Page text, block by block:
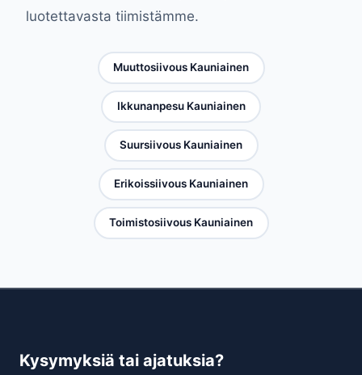
luotettavasta tiimistämme.
Muuttosiivous Kauniainen
Ikkunanpesu Kauniainen
Suursiivous Kauniainen
Erikoissiivous Kauniainen
Toimistosiivous Kauniainen
Kysymyksiä tai ajatuksia?